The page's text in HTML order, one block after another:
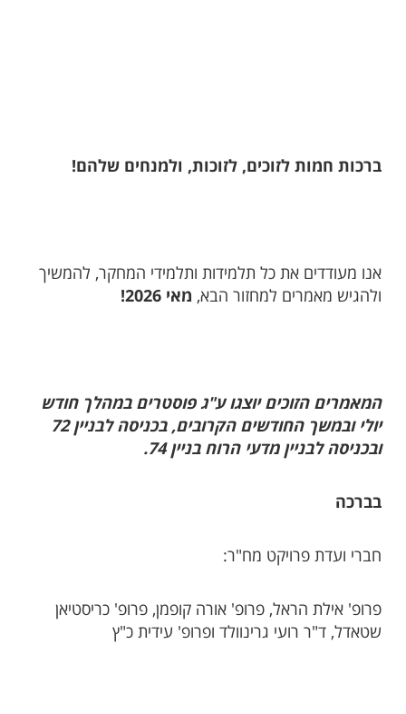
ברכות חמות לזוכים, לזוכות, ולמנחים שלהם!
אנו מעודדים את כל תלמידות ותלמידי המחקר, להמשיך
ולהגיש מאמרים למחזור הבא, מאי 2026!
המאמרים הזוכים יוצגו ע"ג פוסטרים במהלך חודש
יולי ובמשך החודשים הקרובים, בכניסה לבניין 72
ובכניסה לבניין מדעי הרוח בניין 74.
בברכה
חברי ועדת פרויקט מח"ר:
פרופ' אילת הראל, פרופ' אורה קופמן, פרופ' כריסטיאן
שטאדל, ד"ר רועי גרינוולד ופרופ' עידית כ"ץ